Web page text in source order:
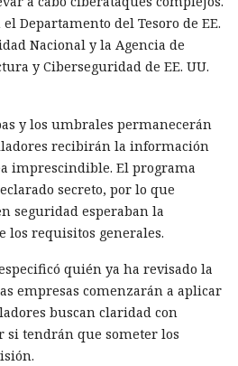
Departamento del Tesoro de EE.
Nacional y la Agencia de
y Ciberseguridad de EE. UU.
y los umbrales permanecerán
recibirán la información
imprescindible. El programa
secreto, por lo que
seguridad esperaban la
los requisitos generales.
quién ya ha revisado la
empresas comenzarán a aplicar
buscan claridad con
si tendrán que someter los